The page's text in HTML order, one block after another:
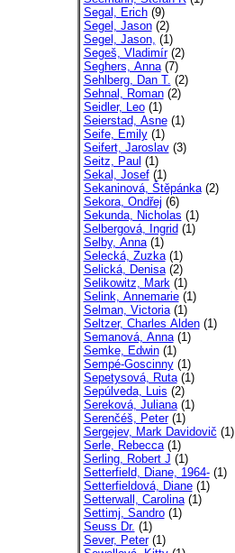
Segal, Erich(9)
Segel, Jason(2)
Segel, Jason, (1)
Segeš, Vladimír(2)
Seghers, Anna(7)
Sehlberg, Dan T. (2)
Sehnal, Roman(2)
Seidler, Leo(1)
Seierstad, Asne(1)
Seife, Emily(1)
Seifert, Jaroslav(3)
Seitz, Paul (1)
Sekal, Josef(1)
Sekaninová, Štěpánka(2)
Sekora, Ondřej (6)
Sekunda, Nicholas (1)
Selbergová, Ingrid (1)
Selby, Anna(1)
Selecká, Zuzka(1)
Selická, Denisa(2)
Selikowitz, Mark(1)
Selink, Annemarie(1)
Selman, Victoria(1)
Seltzer, Charles Alden(1)
Semanová, Anna(1)
Semke, Edwin(1)
Sempé-Goscinny(1)
Sepetysová, Ruta(1)
Sepúlveda, Luis (2)
Sereková, Juliana(1)
Serenčéš, Peter(1)
Sergejev, Mark Davidovič (1)
Serle, Rebecca(1)
Serling, Robert J (1)
Setterfield, Diane, 1964-(1)
Setterfieldová, Diane(1)
Setterwall, Carolina(1)
Settimj, Sandro(1)
Seuss Dr. (1)
Sever, Peter(1)